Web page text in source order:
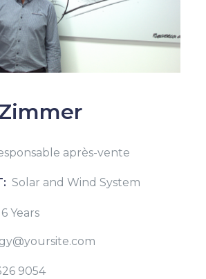
après-vente
Solar and Wind System
6 Years
9054